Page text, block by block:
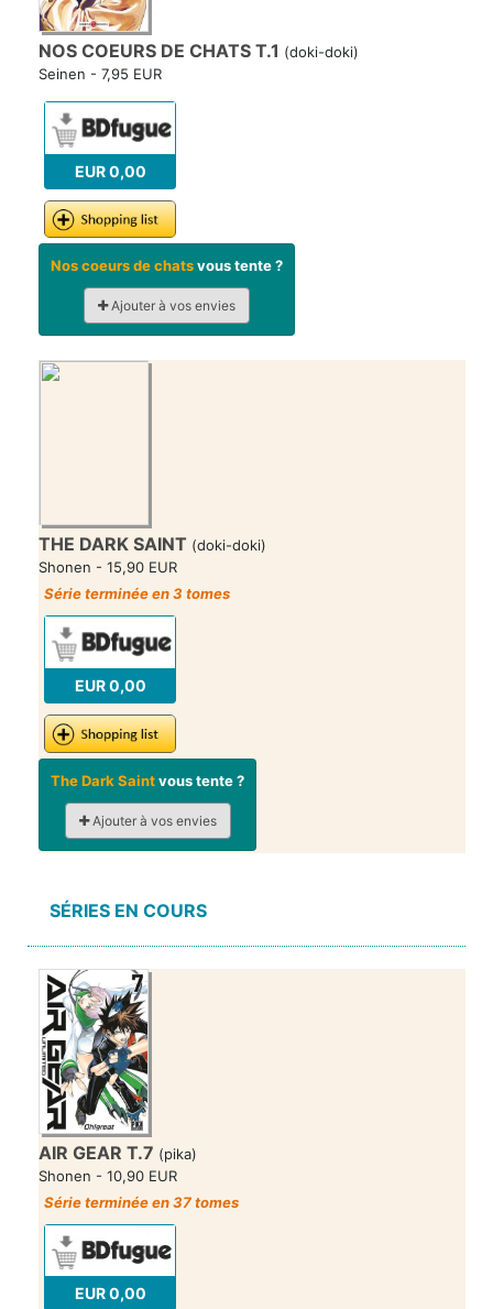
NOS COEURS DE CHATS T.1 (doki-doki)
Seinen - 7,95 EUR
EUR 0,00
Nos coeurs de chatsvous tente ?
Ajouter à vos envies
THE DARK SAINT (doki-doki)
Shonen - 15,90 EUR
Série terminée en 3 tomes
EUR 0,00
The Dark Saintvous tente ?
Ajouter à vos envies
SÉRIES EN COURS
AIR GEAR T.7 (pika)
Shonen - 10,90 EUR
Série terminée en 37 tomes
EUR 0,00